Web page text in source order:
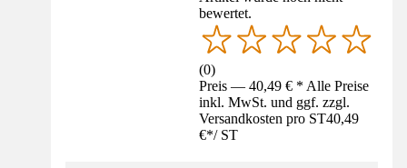
bewertet.
(0)
Preis — 40,49 € * Alle Preise
inkl. MwSt. und ggf. zzgl.
Versandkosten pro ST40,49
€*/ ST